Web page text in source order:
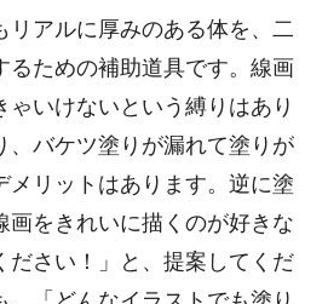
リアルに厚みのある体を、二
るための補助道具です。線画
ゃいけないという縛りはあり
、バケツ塗りが漏れて塗りが
メリットはあります。逆に塗
画をきれいに描くのが好きな
ださい！」と、提案 してくだ